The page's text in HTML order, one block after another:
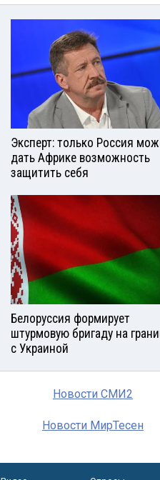
Эксперт: только Россия
дать Африке возможность
защитить себя
Белоруссия формирует
штурмовую бригаду на
с Украиной
Новости СМИ2
Новости МирТесен